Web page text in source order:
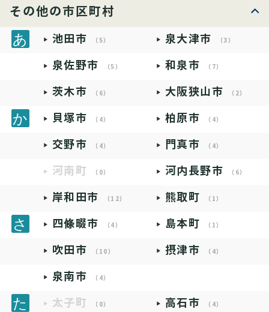
その他の市区町村
池田市 （5） 泉大津市 （3）
泉佐野市 （5） 和泉市 （7）
茨木市 （6） 大阪狭山市 （2）
貝塚市 （4） 柏原市 （4）
交野市 （4） 門真市 （4）
河南町 （0） 河内長野市 （6）
岸和田市 （12） 熊取町 （1）
四條畷市 （4） 島本町 （1）
吹田市 （10） 摂津市 （4）
泉南市 （4）
太子町 （0） 高石市 （4）